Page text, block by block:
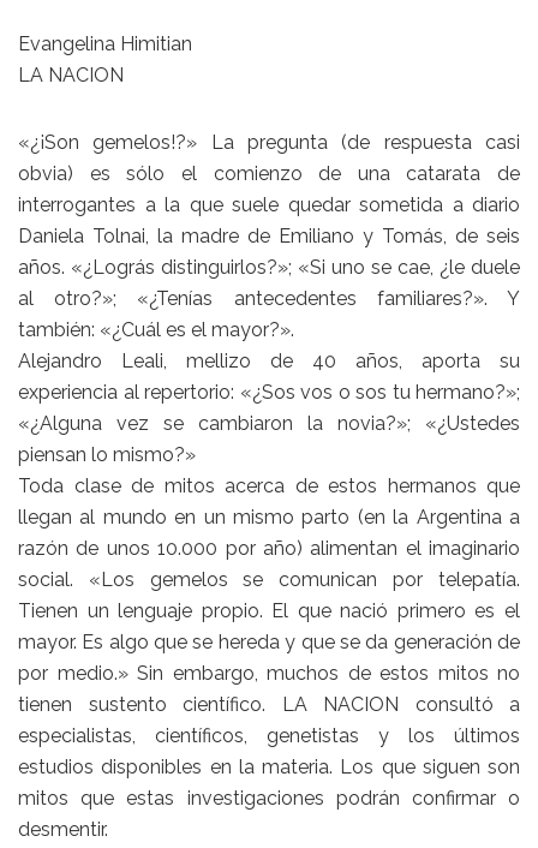
Evangelina Himitian
LA NACION
«¿¡Son gemelos!?» La pregunta (de respuesta casi
obvia) es sólo el comienzo de una catarata de
interrogantes a la que suele quedar sometida a diario
Daniela Tolnai, la madre de Emiliano y Tomás, de seis
años. «¿Lográs distinguirlos?»; «Si uno se cae, ¿le duele
al otro?»; «¿Tenías antecedentes familiares?». Y
también: «¿Cuál es el mayor?».
Alejandro Leali, mellizo de 40 años, aporta su
experiencia al repertorio: «¿Sos vos o sos tu hermano?»;
«¿Alguna vez se cambiaron la novia?»; «¿Ustedes
piensan lo mismo?»
Toda clase de mitos acerca de estos hermanos que
llegan al mundo en un mismo parto (en la Argentina a
razón de unos 10.000 por año) alimentan el imaginario
social. «Los gemelos se comunican por telepatía.
Tienen un lenguaje propio. El que nació primero es el
mayor. Es algo que se hereda y que se da generación de
por medio.» Sin embargo, muchos de estos mitos no
tienen sustento científico. LA NACION consultó a
especialistas, científicos, genetistas y los últimos
estudios disponibles en la materia. Los que siguen son
mitos que estas investigaciones podrán confirmar o
desmentir.